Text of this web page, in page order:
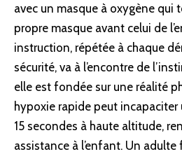
avec un masque à oxygène qui
propre masque avant celui de
instruction, répétée à chaque
sécurité, va à l’encontre de
elle est fondée sur une réalité
hypoxie rapide peut
15 secondes à haute altitude,
assistance à l’enfant. Un